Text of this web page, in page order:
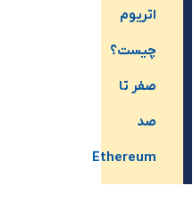
اتریوم
چیست؟
صفر تا
صد
Ethereum